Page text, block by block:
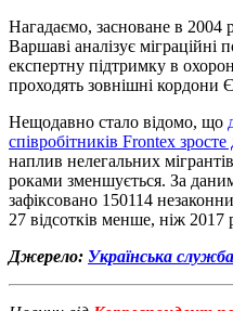
Нагадаємо, засноване в 2004
Варшаві аналізує міграційні
експертну підтримку в
проходять зовнішні кордони
Нещодавно стало відомо, що
співробітників Frontex
наплив нелегальних
роками зменшується. За
зафіксовано 150114
27 відсотків менше, ніж 2017
Джерело: Українська